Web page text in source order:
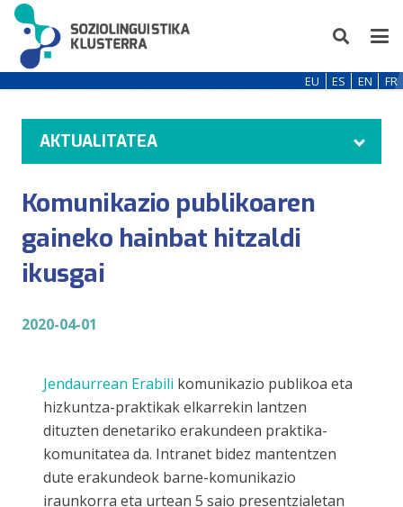
EU ES EN FR
AKTUALITATEA
Komunikazio publikoaren
gaineko hainbat hitzaldi
ikusgai
2020-04-01
Jendaurrean Erabili komunikazio publikoa eta
hizkuntza-praktikak elkarrekin lantzen
dituzten denetariko erakundeen praktika-
komunitatea da. Intranet bidez mantentzen
dute erakundeok barne-komunikazio
iraunkorra eta urtean 5 saio presentzialetan